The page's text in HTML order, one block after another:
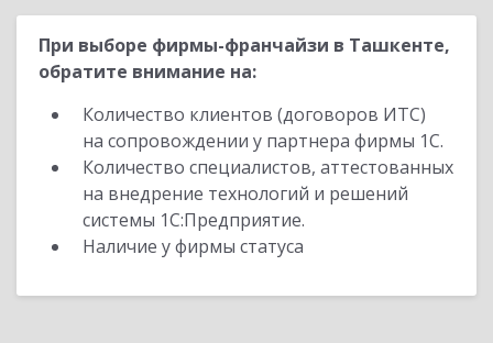
При выборе фирмы-франчайзи в Ташкенте,
обратите внимание на:
Количество клиентов (договоров ИТС)
на сопровождении у партнера фирмы 1С.
Количество специалистов, аттестованных
на внедрение технологий и решений
системы 1С:Предприятие.
Наличие у фирмы статуса